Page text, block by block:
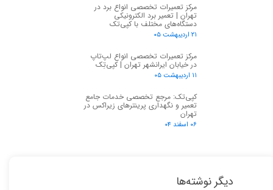
مرکز تعمیرات تخصصی انواع برد در
تهران | تعمیر برد الکترونیکی
دستگاه‌های مختلف با کپی‌تک
۲۱ اردیبهشت ۰۵
مرکز تعمیرات تخصصی انواع لپ‌تاپ
در خیابان ایرانشهر تهران | کپی‌تِک
۱۱ اردیبهشت ۰۵
کپی‌تک: مرجع تخصصی خدمات جامع
تعمیر و نگهداری پرینترهای زیراکس در
تهران
۰۶ اسفند ۰۴
دیگر نوشته‌ها